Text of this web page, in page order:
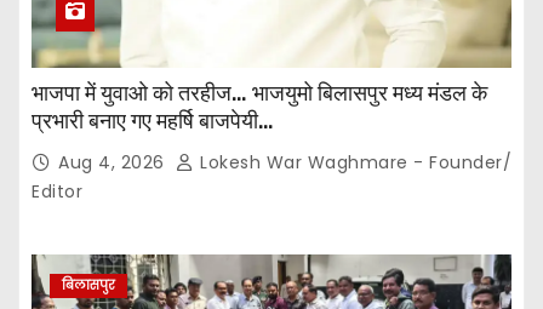
भाजपा में युवाओ को तरहीज… भाजयुमो बिलासपुर मध्य मंडल के
प्रभारी बनाए गए महर्षि बाजपेयी…
Aug 4, 2026
Lokesh War Waghmare - Founder/
Editor
बिलासपुर